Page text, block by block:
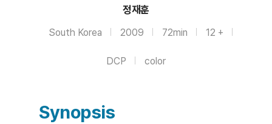
정재훈
South Korea 2009 72min 12 +
DCP color
Synopsis